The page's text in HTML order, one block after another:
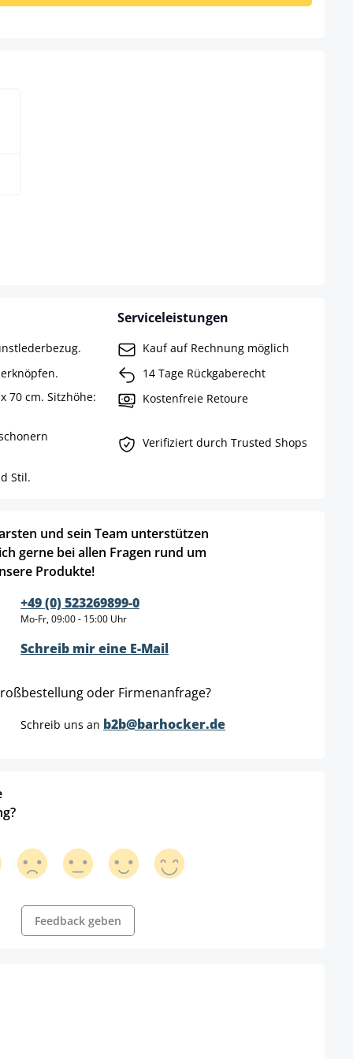
70 cm. Sitzhöhe:
Stil.
Serviceleistungen
Kauf auf Rechnung möglich
14 Tage Rückgaberecht
Kostenfreie Retoure
Verifiziert durch Trusted Shops
und sein Team unterstützen
gerne bei allen Fragen rund um
Produkte!
+49 (0) 523269899-0
Mo-Fr, 09:00 - 15:00 Uhr
Schreib mir eine E-Mail
oder Firmenanfrage?
Schreib uns an b2b@barhocker.de
Feedback geben